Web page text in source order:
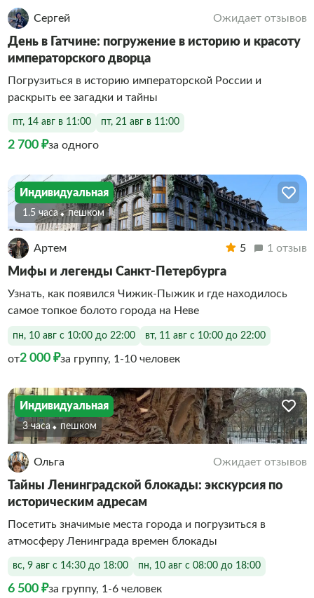
Сергей Ожидает отзывов
День в Гатчине: погружение в историю и красоту
императорского дворца
Погрузиться в историю императорской России и
раскрыть ее загадки и тайны
пт, 14 авг в 11:00 пт, 21 авг в 11:00
2 700 ₽за одного
Индивидуальная
1.5 часа Пешком
Артем 5 1 отзыв
Мифы и легенды Санкт-Петербурга
Узнать, как появился Чижик-Пыжик и где находилось
самое топкое болото города на Неве
пн, 10 авг с 10:00 до 22:00 вт, 11 авг с 10:00 до 22:00
от2 000 ₽за группу, 1-10 человек
Индивидуальная
3 часа Пешком
Ольга Ожидает отзывов
Тайны Ленинградской блокады: экскурсия по
историческим адресам
Посетить значимые места города и погрузиться в
атмосферу Ленинграда времен блокады
вс, 9 авг с 14:30 до 18:00 пн, 10 авг с 08:00 до 18:00
6 500 ₽за группу, 1-6 человек